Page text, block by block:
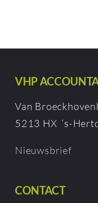
VHP
Van
5213 HX ‘s-
Nieuwsbrief
CONTACT